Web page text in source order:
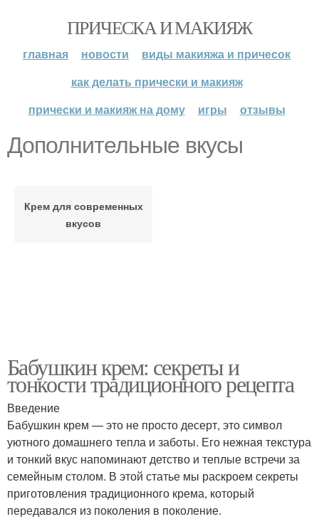
ПРИЧЕСКА И МАКИЯЖ
главная новости
виды макияжа и причесок
как делать прически и макияж
прически и макияж на дому
игры отзывы
Дополнительные вкусы
Крем для современных
вкусов
Бабушкин крем: секреты и
тонкости традиционного рецепта
Введение
Бабушкин крем — это не просто десерт, это символ
уютного домашнего тепла и заботы. Его нежная текстура
и тонкий вкус напоминают детство и теплые встречи за
семейным столом. В этой статье мы раскроем секреты
приготовления традиционного крема, который
передавался из поколения в поколение.